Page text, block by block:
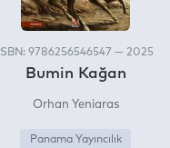
ISBN: 9786256546547 — 2025
Bumin Kağan
Orhan Yeniaras
Panama Yayıncılık